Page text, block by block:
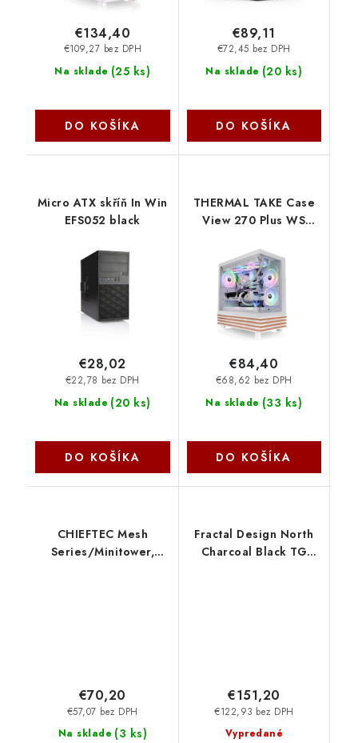
Na sklade (25 ks)
€109,27 bez DPH
€134,40
DO KOŠÍKA
Na sklade (20 ks)
€72,45 bez DPH
€89,11
DO KOŠÍKA
Micro ATX skříň In Win
EFS052 black
Na sklade (20 ks)
€22,78 bez DPH
€28,02
DO KOŠÍKA
THERMAL TAKE Case
View 270 Plus WS
bočnice, bílá CA-1Y7-
00M6WN-WS
Thermaltake
Na sklade (33 ks)
€68,62 bez DPH
€84,40
DO KOŠÍKA
CHIEFTEC Mesh
Series/Minitower,
Na sklade (3 ks)
€57,07 bez DPH
€70,20
Fractal Design North
Charcoal Black TG
Vypredané
€122,93 bez DPH
€151,20